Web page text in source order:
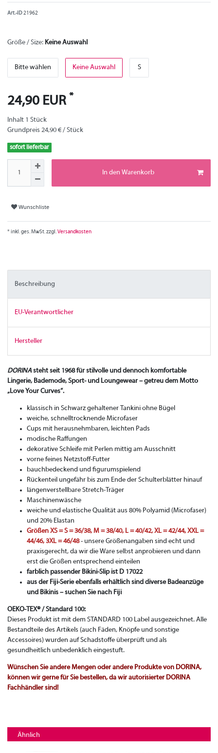
Art.-ID21962
Größe / Size: Keine Auswahl
Bitte wählen Keine Auswahl S
24,90 EUR *
Inhalt 1 Stück
Grundpreis 24,90 € / Stück
sofort lieferbar
In den Warenkorb
Wunschliste
* inkl. ges. MwSt. zzgl.Versandkosten
Beschreibung
EU-Verantwortlicher
Hersteller
DORINAsteht seit 1968 für stilvolle und dennoch komfortable
Lingerie, Bademode, Sport- und Loungewear – getreu dem Motto
„Love Your Curves“.
klassisch in Schwarz gehaltener Tankini ohne Bügel
weiche, schnelltrocknende Microfaser
Cups mit herausnehmbaren, leichten Pads
modische Raffungen
dekorative Schleife mit Perlen mittig am Ausschnitt
vorne feines Netzstoff-Futter
bauchbedeckend und figurumspielend
Rückenteil ungefähr bis zum Ende der Schulterblätter hinauf
längenverstellbare Stretch-Träger
Maschinenwäsche
weiche und elastische Qualität aus 80% Polyamid (Microfaser)
und 20% Elastan
Größen XS = S = 36/38, M = 38/40, L = 40/42, XL = 42/44, XXL =
44/46, 3XL = 46/48- unsere Größenangaben sind echt und
praxisgerecht, da wir die Ware selbst anprobieren und dann
erst die Größen entsprechend einteilen
farblich passender Bikini-Slip ist D 17022
aus der Fiji-Serie ebenfalls erhältlich sind diverse Badeanzüge
und Bikinis – suchen Sie nach Fiji
OEKO-TEX® / Standard 100:
Dieses Produkt ist mit dem STANDARD 100 Label ausgezeichnet. Alle
Bestandteile des Artikels (auch Fäden, Knöpfe und sonstige
Accessoires) wurden auf Schadstoffe überprüft und als
gesundheitlich unbedenklich eingestuft.
Wünschen Sie andere Mengen oder andere Produkte von DORINA,
können wir gerne für Sie bestellen, da wir autorisierter DORINA
Fachhändler sind!
Ähnlich